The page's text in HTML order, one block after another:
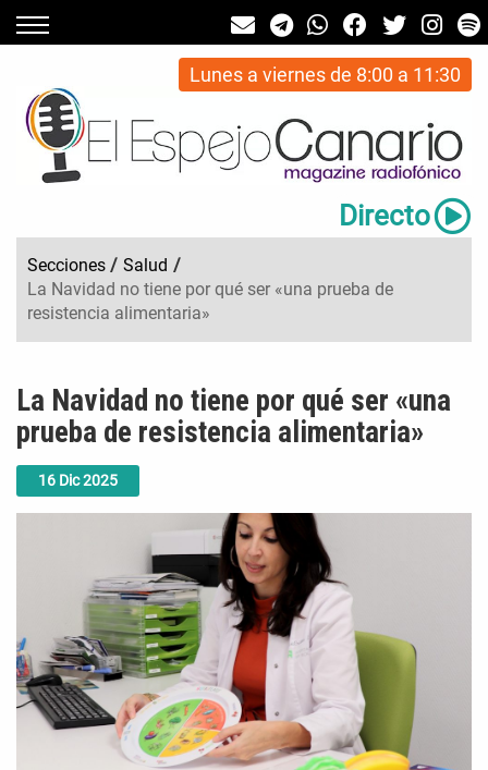
Lunes a viernes de 8:00 a 11:30
Directo
Secciones / Salud /
La Navidad no tiene por qué ser «una prueba de
resistencia alimentaria»
16 Dic2025
La Navidad no tiene por qué ser «una
prueba de resistencia alimentaria»